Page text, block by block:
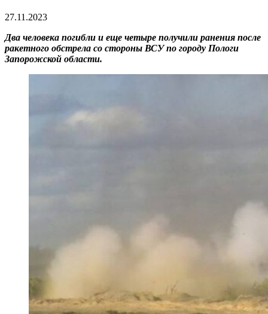
27.11.2023
Два человека погибли и еще четыре получили ранения после
ракетного обстрела со стороны ВСУ по городу Пологи
Запорожской области.